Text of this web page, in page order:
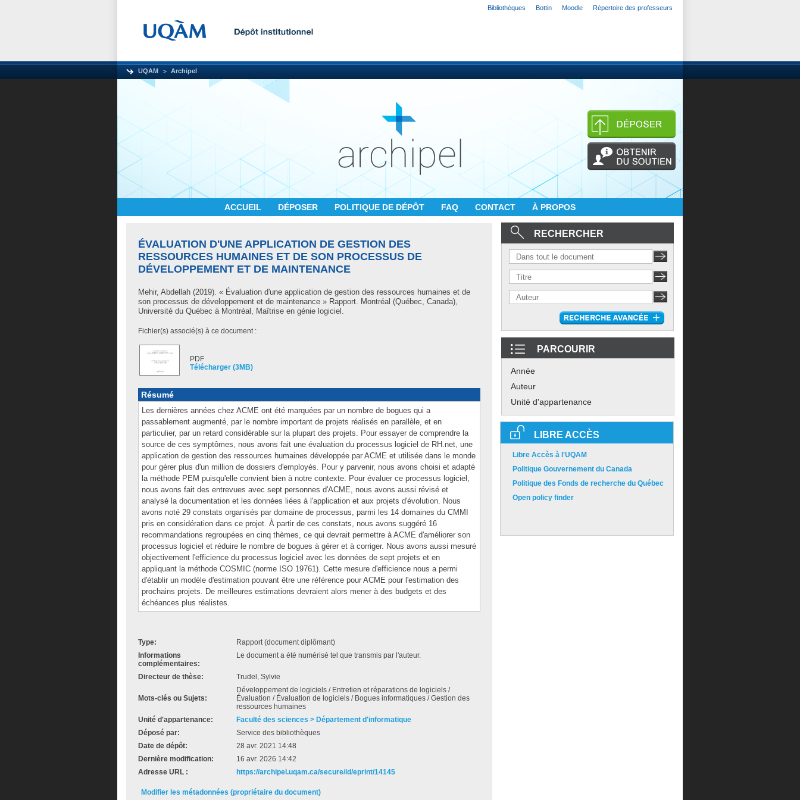
Bibliothèques Bottin Moodle Répertoire des professeurs
UQAM Archipel
ACCUEIL DÉPOSER POLITIQUE DE DÉPÔT FAQ CONTACT À PROPOS
ÉVALUATION D'UNE APPLICATION DE GESTION DES
RESSOURCES HUMAINES ET DE SON PROCESSUS DE
DÉVELOPPEMENT ET DE MAINTENANCE
Mehir, Abdellah (2019). « Évaluation d'une application de gestion des ressources humaines et de
son processus de développement et de maintenance » Rapport. Montréal (Québec, Canada),
Université du Québec à Montréal, Maîtrise en génie logiciel.
Fichier(s) associé(s) à ce document :
PDF
Télécharger (3MB)
Résumé
Les dernières années chez ACME ont été marquées par un nombre de bogues qui a
passablement augmenté, par le nombre important de projets réalisés en parallèle, et en
particulier, par un retard considérable sur la plupart des projets. Pour essayer de comprendre la
source de ces symptômes, nous avons fait une évaluation du processus logiciel de RH.net, une
application de gestion des ressources humaines développée par ACME et utilisée dans le monde
pour gérer plus d'un million de dossiers d'employés. Pour y parvenir, nous avons choisi et adapté
la méthode PEM puisqu'elle convient bien à notre contexte. Pour évaluer ce processus logiciel,
nous avons fait des entrevues avec sept personnes d'ACME, nous avons aussi révisé et
analysé la documentation et les données liées à l'application et aux projets d'évolution. Nous
avons noté 29 constats organisés par domaine de processus, parmi les 14 domaines du CMMI
pris en considération dans ce projet. À partir de ces constats, nous avons suggéré 16
recommandations regroupées en cinq thèmes, ce qui devrait permettre à ACME d'améliorer son
processus logiciel et réduire le nombre de bogues à gérer et à corriger. Nous avons aussi mesuré
objectivement l'efficience du processus logiciel avec les données de sept projets et en
appliquant la méthode COSMIC (norme ISO 19761). Cette mesure d'efficience nous a permi
d'établir un modèle d'estimation pouvant être une référence pour ACME pour l'estimation des
prochains projets. De meilleures estimations devraient alors mener à des budgets et des
échéances plus réalistes.
Type:
Rapport (document diplômant)
Informations
complémentaires:
Le document a été numérisé tel que transmis par l'auteur.
Directeur de thèse: Trudel, Sylvie
Mots-clés ou Sujets:
Développement de logiciels / Entretien et réparations de logiciels /
Évaluation / Évaluation de logiciels / Bogues informatiques / Gestion des
ressources humaines
Unité d'appartenance:
Faculté des sciences > Département d'informatique
Déposé par:
Service des bibliothèques
Date de dépôt:
28 avr. 2021 14:48
Dernière modification:
16 avr. 2026 14:42
Adresse URL :
https://archipel.uqam.ca/secure/id/eprint/14145
Modifier les métadonnées (propriétaire du document)
RECHERCHER
PARCOURIR
Année
Auteur
Unité d'appartenance
LIBRE ACCÈS
Libre Accès à l'UQAM
Politique Gouvernement du Canada
Politique des Fonds de recherche du Québec
Open policy finder